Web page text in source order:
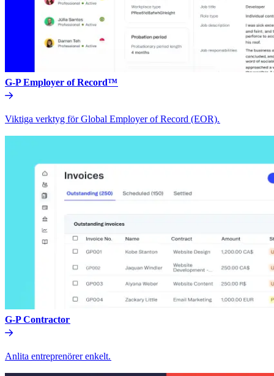
G-P Employer of Record™​​
Viktiga verktyg för Global Employer of Record (EOR).​​
G-P Contractor​​
Anlita entreprenörer enkelt.​​